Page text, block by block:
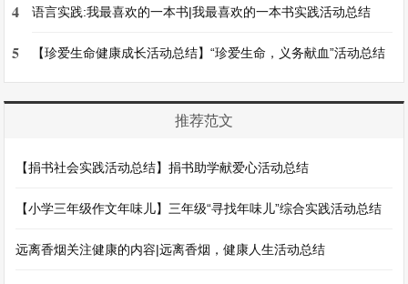
4 语言实践:我最喜欢的一本书|我最喜欢的一本书实践活动总结
5 【珍爱生命健康成长活动总结】“珍爱生命，义务献血”活动总结
推荐范文
【捐书社会实践活动总结】捐书助学献爱心活动总结
【小学三年级作文年味儿】三年级“寻找年味儿”综合实践活动总结
远离香烟关注健康的内容|远离香烟，健康人生活动总结